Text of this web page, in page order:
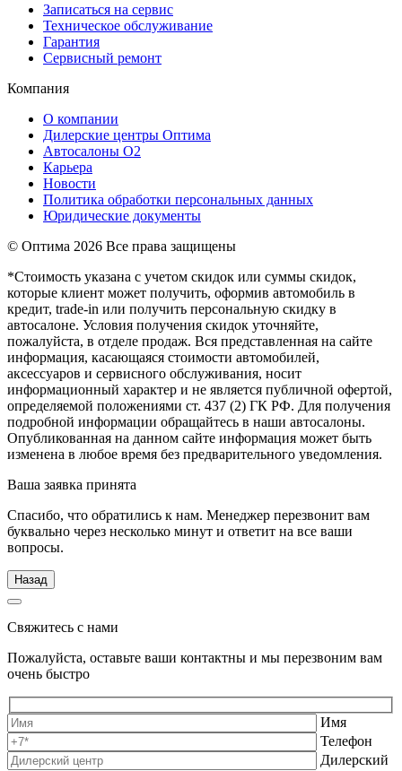
Записаться на сервис
Техническое обслуживание
Гарантия
Сервисный ремонт
Компания
О компании
Дилерские центры Оптима
Автосалоны О2
Карьера
Новости
Политика обработки персональных данных
Юридические документы
© Оптима 2026 Все права защищены
*Стоимость указана с учетом скидок или суммы скидок,
которые клиент может получить, оформив автомобиль в
кредит, trade-in или получить персональную скидку в
автосалоне. Условия получения скидок уточняйте,
пожалуйста, в отделе продаж. Вся представленная на сайте
информация, касающаяся стоимости автомобилей,
аксессуаров и сервисного обслуживания, носит
информационный характер и не является публичной офертой,
определяемой положениями ст. 437 (2) ГК РФ. Для получения
подробной информации обращайтесь в наши автосалоны.
Опубликованная на данном сайте информация может быть
изменена в любое время без предварительного уведомления.
Ваша заявка принята
Спасибо, что обратились к нам. Менеджер перезвонит вам
буквально через несколько минут и ответит на все ваши
вопросы.
Назад
Свяжитесь с нами
Пожалуйста, оставьте ваши контактны и мы перезвоним вам
очень быстро
Имя
Телефон
Дилерский